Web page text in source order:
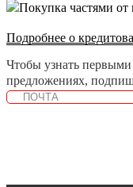
Покупка частями от
Подробнее о
Чтобы узнать
предложениях,